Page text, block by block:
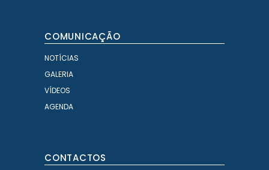
COMUNICAÇÃO
NOTÍCIAS
GALERIA
VÍDEOS
AGENDA
CONTACTOS